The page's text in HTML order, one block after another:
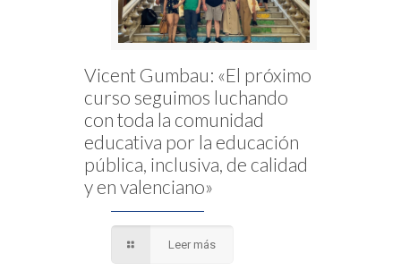
Vicent Gumbau: «El próximo
curso seguimos luchando
con toda la comunidad
educativa por la educación
pública, inclusiva, de calidad
y en valenciano»
Leer más